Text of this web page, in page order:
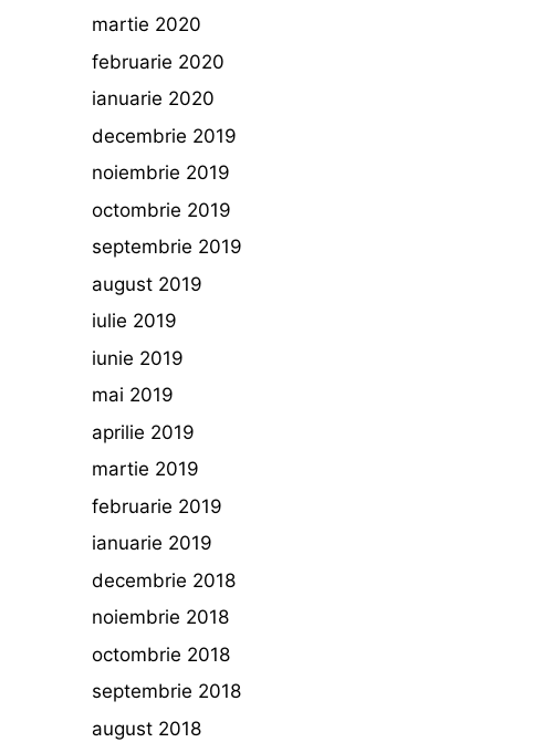
martie 2020
februarie 2020
ianuarie 2020
decembrie 2019
noiembrie 2019
octombrie 2019
septembrie 2019
august 2019
iulie 2019
iunie 2019
mai 2019
aprilie 2019
martie 2019
februarie 2019
ianuarie 2019
decembrie 2018
noiembrie 2018
octombrie 2018
septembrie 2018
august 2018